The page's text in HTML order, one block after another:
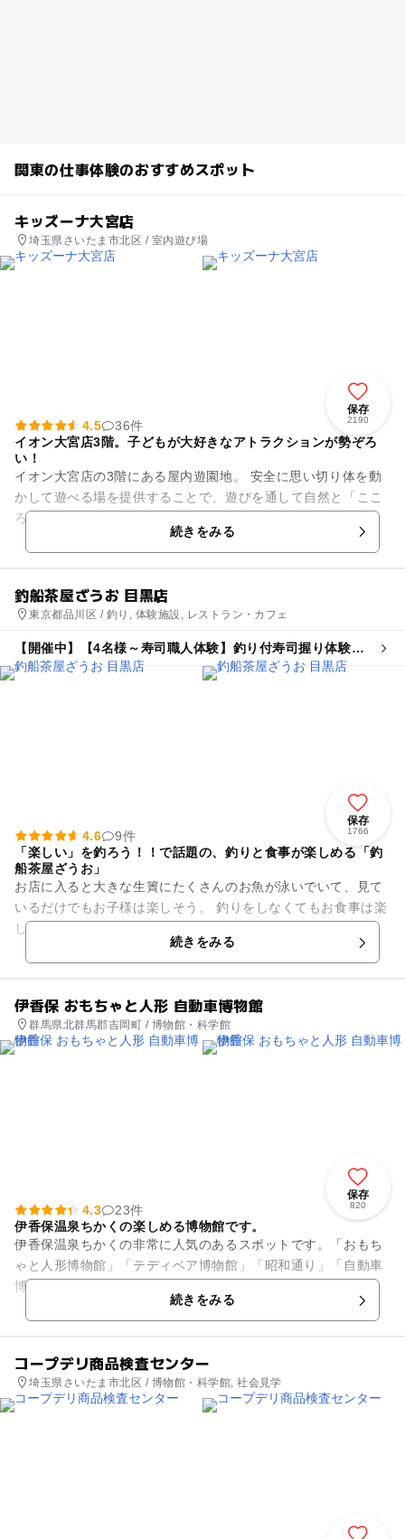
関東の仕事体験のおすすめスポット
キッズーナ大宮店
埼玉県さいたま市北区 / 室内遊び場
保存
2190
4.5
36件
イオン大宮店3階。子どもが大好きなアトラクションが勢ぞろ
い！
イオン大宮店の3階にある屋内遊園地。 安全に思い切り体を動
かして遊べる場を提供することで、遊びを通して自然と「ここ
ろとからだの基礎体力」を向上させることを目指しています。
続きをみる
釣船茶屋ざうお 目黒店
東京都品川区 / 釣り, 体験施設, レストラン・カフェ
【開催中】【4名様～寿司職人体験】釣り付寿司握り体験プ
ラン
保存
1766
4.6
9件
「楽しい」を釣ろう！！で話題の、釣りと食事が楽しめる「釣
船茶屋ざうお」
お店に入ると大きな生簀にたくさんのお魚が泳いでいて、見て
いるだけでもお子様は楽しそう。 釣りをしなくてもお食事は楽
しめますが、せっかくなのでご家族で釣りを楽しんでみてはい
続きをみる
伊香保 おもちゃと人形 自動車博物館
群馬県北群馬郡吉岡町 / 博物館・科学館
保存
820
4.3
23件
伊香保温泉ちかくの楽しめる博物館です。
伊香保温泉ちかくの非常に人気のあるスポットです。「おもち
ゃと人形博物館」「テディベア博物館」「昭和通り」「自動車
博物館」「ミリタリーゾーン」など様々なエリアからなってい
る複合テーマパークです。自...続きをみる
コープデリ商品検査センター
埼玉県さいたま市北区 / 博物館・科学館, 社会見学